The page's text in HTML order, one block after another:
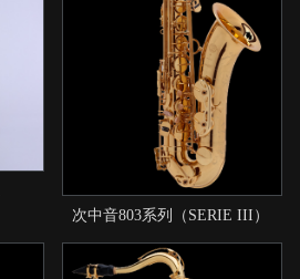
次中音803系列（SERIE III）